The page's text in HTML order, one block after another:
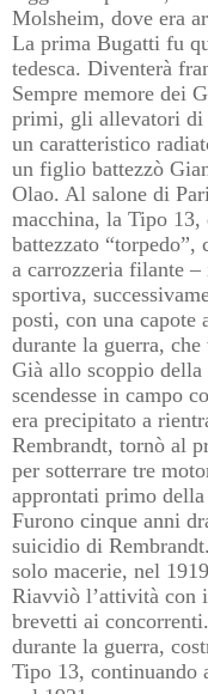
Molsheim, dove era
La prima Bugatti fu
tedesca. Diventerà
Sempre memore dei
primi, gli allevatori di
un caratteristico
un figlio battezzò
Olao. Al salone di
macchina, la Tipo
battezzato “torpedo”,
a carrozzeria filante
sportiva,
posti, con una capote
durante la guerra,
Già allo scoppio
scendesse in campo
era precipitato a
Rembrandt, tornò al
per sotterrare tre
approntati primo
Furono cinque anni
suicidio di
solo macerie, nel
Riavviò l’attività con
brevetti ai
durante la guerra,
Tipo 13, continuando